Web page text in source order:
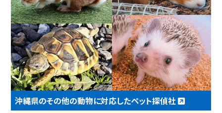
沖縄県のその他の動物に対応したペット探偵社